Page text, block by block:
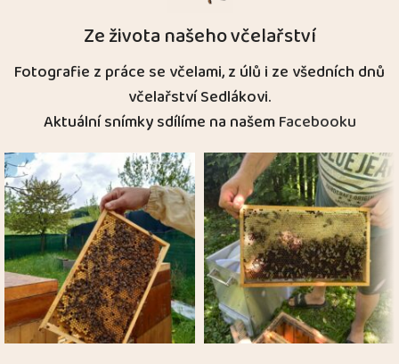
Ze života našeho včelařství
Fotografie z práce se včelami, z úlů i ze všedních dnů
včelařství Sedlákovi.
Aktuální snímky sdílíme na našemFacebooku